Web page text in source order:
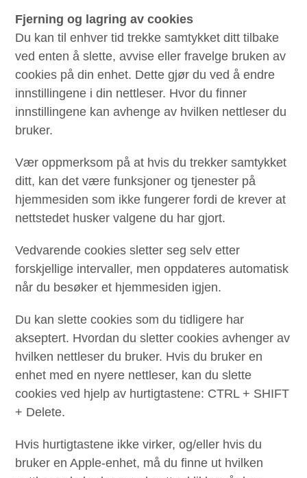
Fjerning og lagring av cookies
Du kan til enhver tid trekke samtykket ditt tilbake
ved enten å slette, avvise eller fravelge bruken av ​​
cookies på din enhet. Dette gjør du ved å endre
innstillingene i din nettleser. Hvor du finner
innstillingene kan avhenge av hvilken nettleser du
bruker.
Vær oppmerksom på at hvis du trekker samtykket
ditt, kan det være funksjoner og tjenester på
hjemmesiden som ikke fungerer fordi de krever at
nettstedet husker valgene du har gjort.
Vedvarende cookies sletter seg selv etter
forskjellige intervaller, men oppdateres automatisk
når du besøker et hjemmesiden igjen.
Du kan slette cookies som du tidligere har
akseptert. Hvordan du sletter cookies avhenger av
hvilken nettleser du bruker. Hvis du bruker en
enhet med en nyere nettleser, kan du slette
cookies ved hjelp av hurtigtastene: CTRL + SHIFT
+ Delete.
Hvis hurtigtastene ikke virker, og/eller hvis du
bruker en Apple-enhet, må du finne ut hvilken